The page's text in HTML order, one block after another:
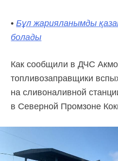
•Бұл жарияланымды
болады
Как сообщили в ДЧС
топливозаправщики
на сливоналивной
в Северной Промзоне